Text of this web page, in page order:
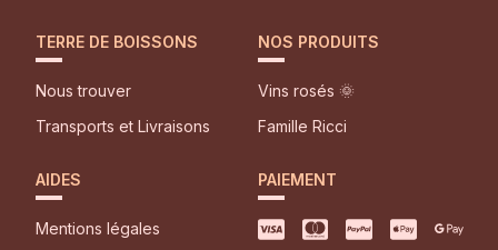
TERRE DE BOISSONS
Nous trouver
Transports et Livraisons
NOS PRODUITS
Vins rosés 🌞
Famille Ricci
AIDES
Mentions légales
PAIEMENT